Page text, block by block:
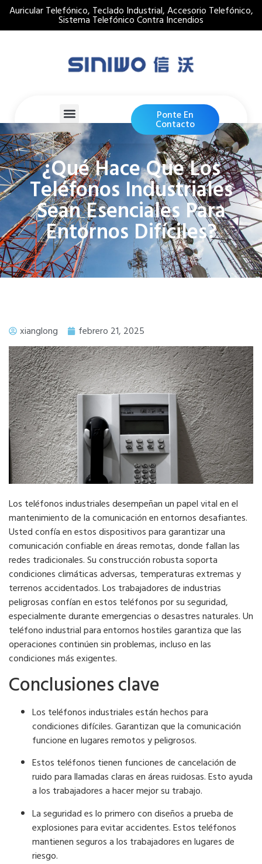
Auricular Telefónico, Teclado Industrial, Accesorio Telefónico,
Sistema Telefónico Contra Incendios
Ponte En
Contacto
¿Qué Hace Que Los
Teléfonos Industriales
Sean Esenciales Para
Entornos Difíciles?
xianglong febrero 21, 2025
Los teléfonos industriales desempeñan un papel vital en el
mantenimiento de la comunicación en entornos desafiantes.
Usted confía en estos dispositivos para garantizar una
comunicación confiable en áreas remotas, donde fallan las
redes tradicionales. Su construcción robusta soporta
condiciones climáticas adversas, temperaturas extremas y
terrenos accidentados. Los trabajadores de industrias
peligrosas confían en estos teléfonos por su seguridad,
especialmente durante emergencias o desastres naturales. Un
teléfono industrial para entornos hostiles garantiza que las
operaciones continúen sin problemas, incluso en las
condiciones más exigentes.
Conclusiones clave
Los teléfonos industriales están hechos para
condiciones difíciles. Garantizan que la comunicación
funcione en lugares remotos y peligrosos.
Estos teléfonos tienen funciones de cancelación de
ruido para llamadas claras en áreas ruidosas. Esto ayuda
a los trabajadores a hacer mejor su trabajo.
La seguridad es lo primero con diseños a prueba de
explosiones para evitar accidentes. Estos teléfonos
mantienen seguros a los trabajadores en lugares de
riesgo.